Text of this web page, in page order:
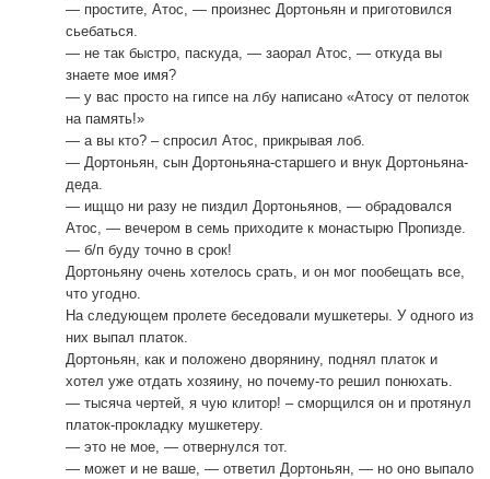
— простите, Атос, — произнес Дортоньян и приготовился
сьебаться.
— не так быстро, паскуда, — заорал Атос, — откуда вы
знаете мое имя?
— у вас просто на гипсе на лбу написано «Атосу от пелоток
на память!»
— а вы кто? – спросил Атос, прикрывая лоб.
— Дортоньян, сын Дортоньяна-старшего и внук Дортоньяна-
деда.
— ищщо ни разу не пиздил Дортоньянов, — обрадовался
Атос, — вечером в семь приходите к монастырю Пропизде.
— б/п буду точно в срок!
Дортоньяну очень хотелось срать, и он мог пообещать все,
что угодно.
На следующем пролете беседовали мушкетеры. У одного из
них выпал платок.
Дортоньян, как и положено дворянину, поднял платок и
хотел уже отдать хозяину, но почему-то решил понюхать.
— тысяча чертей, я чую клитор! – сморщился он и протянул
платок-прокладку мушкетеру.
— это не мое, — отвернулся тот.
— может и не ваше, — ответил Дортоньян, — но оно выпало